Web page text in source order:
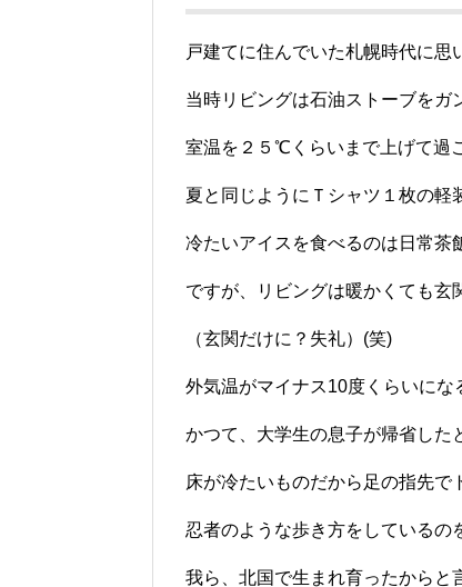
戸建てに住んでいた札幌時代に思
当時リビングは石油ストーブをガ
室温を２５℃くらいまで上げて過
夏と同じようにＴシャツ１枚の軽
冷たいアイスを食べるのは日常茶
ですが、リビングは暖かくても玄
（玄関だけに？失礼）(笑)
外気温がマイナス10度くらいにな
かつて、大学生の息子が帰省した
床が冷たいものだから足の指先で
忍者のような歩き方をしているの
我ら、北国で生まれ育ったからと